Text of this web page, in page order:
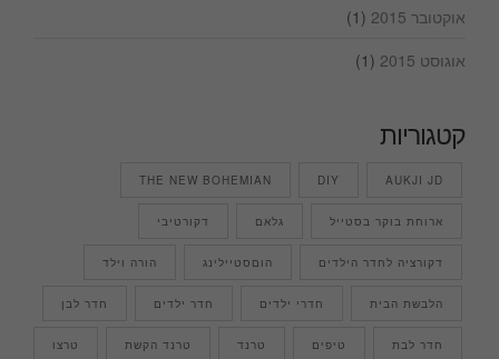
אוקטובר 2015
(1)
אוגוסט 2015
(1)
קטגוריות
AUKJI JD
DIY
THE NEW BOHEMIAN
ארוחת בוקר בסטייל גלאם דקורטיבי
דקורציה לחדר הילדים הוםסטיילינג הורה וילד
הלבשת הבית חדרי ילדים חדר ילדים חדר לבן
חדר לבת טיפים טרנד טרנד הקשת טרצו